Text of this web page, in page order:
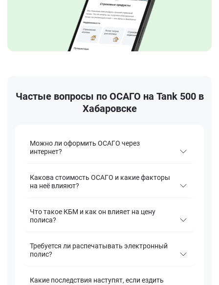
Частые вопросы по ОСАГО на Tank 500 в
Хабаровске
Можно ли оформить ОСАГО через
интернет?
Какова стоимость ОСАГО и какие факторы
на неё влияют?
Что такое КБМ и как он влияет на цену
полиса?
Требуется ли распечатывать электронный
полис?
Какие последствия наступят, если ездить